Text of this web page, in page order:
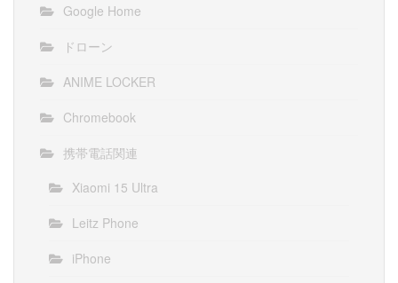
Google Home
ドローン
ANIME LOCKER
Chromebook
携帯電話関連
Xiaomi 15 Ultra
Leitz Phone
iPhone